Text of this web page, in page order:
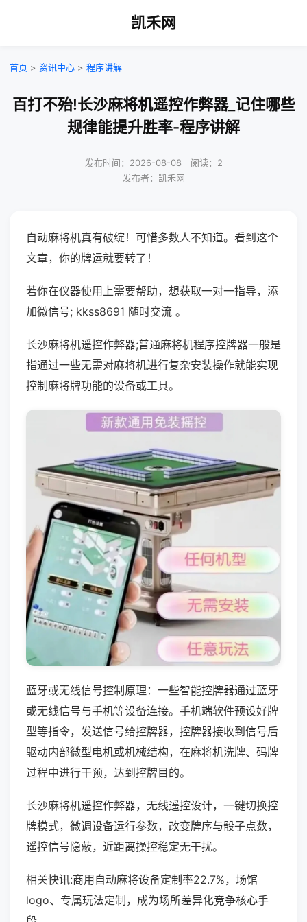
凯禾网
首页 > 资讯中心 > 程序讲解
百打不殆!长沙麻将机遥控作弊器_记住哪些
规律能提升胜率-程序讲解
发布时间：2026-08-08｜阅读：2
发布者：凯禾网
自动麻将机真有破绽！可惜多数人不知道。看到这个
文章，你的牌运就要转了！
若你在仪器使用上需要帮助，想获取一对一指导，添
加微信号; kkss8691 随时交流 。
长沙麻将机遥控作弊器;普通麻将机程序控牌器一般是
指通过一些无需对麻将机进行复杂安装操作就能实现
控制麻将牌功能的设备或工具。
蓝牙或无线信号控制原理：一些智能控牌器通过蓝牙
或无线信号与手机等设备连接。手机端软件预设好牌
型等指令，发送信号给控牌器，控牌器接收到信号后
驱动内部微型电机或机械结构，在麻将机洗牌、码牌
过程中进行干预，达到控牌目的。
长沙麻将机遥控作弊器，无线遥控设计，一键切换控
牌模式，微调设备运行参数，改变牌序与骰子点数，
遥控信号隐蔽，近距离操控稳定无干扰。
相关快讯:商用自动麻将设备定制率22.7%，场馆
logo、专属玩法定制，成为场所差异化竞争核心手